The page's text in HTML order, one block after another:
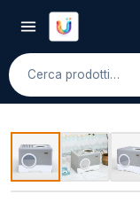
Cerca